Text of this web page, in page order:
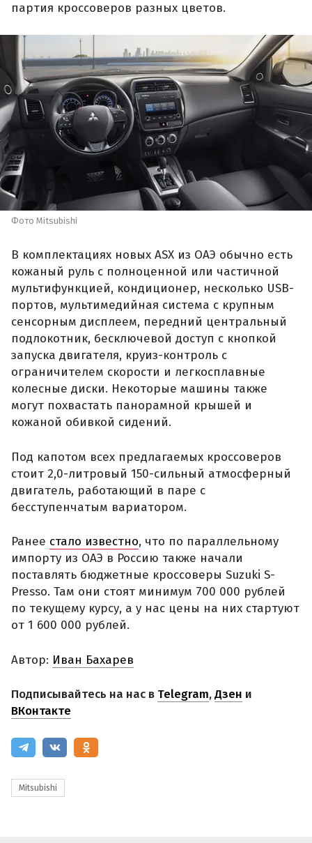
партия кроссоверов разных цветов.
Фото Mitsubishi
В комплектациях новых ASX из ОАЭ обычно есть
кожаный руль с полноценной или частичной
мультифункцией, кондиционер, несколько USB-
портов, мультимедийная система с крупным
сенсорным дисплеем, передний центральный
подлокотник, бесключевой доступ с кнопкой
запуска двигателя, круиз-контроль с
ограничителем скорости и легкосплавные
колесные диски. Некоторые машины также
могут похвастать панорамной крышей и
кожаной обивкой сидений.
Под капотом всех предлагаемых кроссоверов
стоит 2,0-литровый 150-сильный атмосферный
двигатель, работающий в паре с
бесступенчатым вариатором.
Ранее стало известно, что по параллельному
импорту из ОАЭ в Россию также начали
поставлять бюджетные кроссоверы Suzuki S-
Presso. Там они стоят минимум 700 000 рублей
по текущему курсу, а у нас цены на них стартуют
от 1 600 000 рублей.
Автор: Иван Бахарев
Подписывайтесь на нас в Telegram,Дзен и
ВКонтакте
Mitsubishi